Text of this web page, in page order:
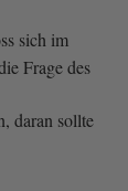
sich im
Frage des
daran sollte